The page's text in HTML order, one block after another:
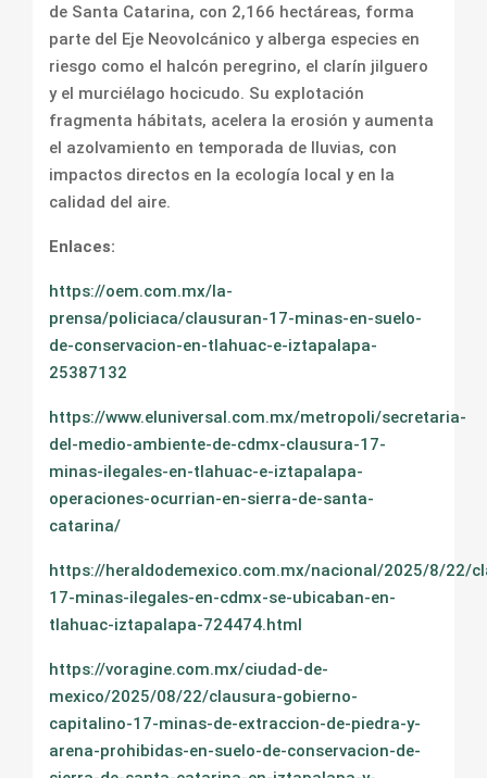
de Santa Catarina, con 2,166 hectáreas, forma
parte del Eje Neovolcánico y alberga especies en
riesgo como el halcón peregrino, el clarín jilguero
y el murciélago hocicudo. Su explotación
fragmenta hábitats, acelera la erosión y aumenta
el azolvamiento en temporada de lluvias, con
impactos directos en la ecología local y en la
calidad del aire.
Enlaces:
https://oem.com.mx/la-
prensa/policiaca/clausuran-17-minas-en-suelo-
de-conservacion-en-tlahuac-e-iztapalapa-
25387132
https://www.eluniversal.com.mx/metropoli/secretaria-
del-medio-ambiente-de-cdmx-clausura-17-
minas-ilegales-en-tlahuac-e-iztapalapa-
operaciones-ocurrian-en-sierra-de-santa-
catarina/
https://heraldodemexico.com.mx/nacional/2025/8/22/
17-minas-ilegales-en-cdmx-se-ubicaban-en-
tlahuac-iztapalapa-724474.html
https://voragine.com.mx/ciudad-de-
mexico/2025/08/22/clausura-gobierno-
capitalino-17-minas-de-extraccion-de-piedra-y-
arena-prohibidas-en-suelo-de-conservacion-de-